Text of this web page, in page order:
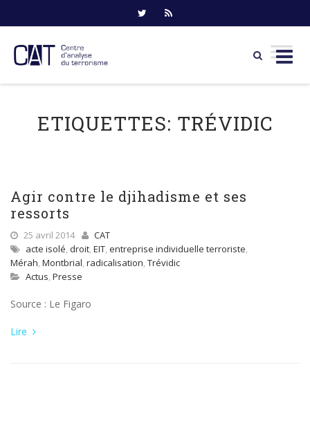
contentETIQUETTES: TRÉVIDIC
Agir contre le djihadisme et ses
ressorts
25 avril 2014
CAT
acte isolé, droit, EIT, entreprise individuelle terroriste,
Mérah, Montbrial, radicalisation, Trévidic
Actus, Presse
Source : Le Figaro
Lire